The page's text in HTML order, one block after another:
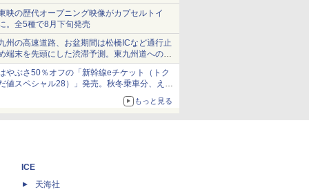
ョーツは1990円に
映の歴代オープニング映像がカプセルトイ
。全5種で8月下旬発売
州の高速道路、お盆期間は松橋ICなど通行止
端末を先頭にした渋滞予測。東九州道への迂
は料金調整を実施
やぶさ50％オフの「新幹線eチケット（トク
値スペシャル28）」発売。秋冬乗車分、えき
もっと見る
ICE
天海社